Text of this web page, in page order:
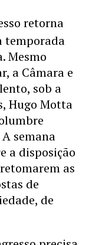
retorna
temporada
Mesmo
a Câmara e
sob a
Hugo Motta
semana
a disposição
as
de
de